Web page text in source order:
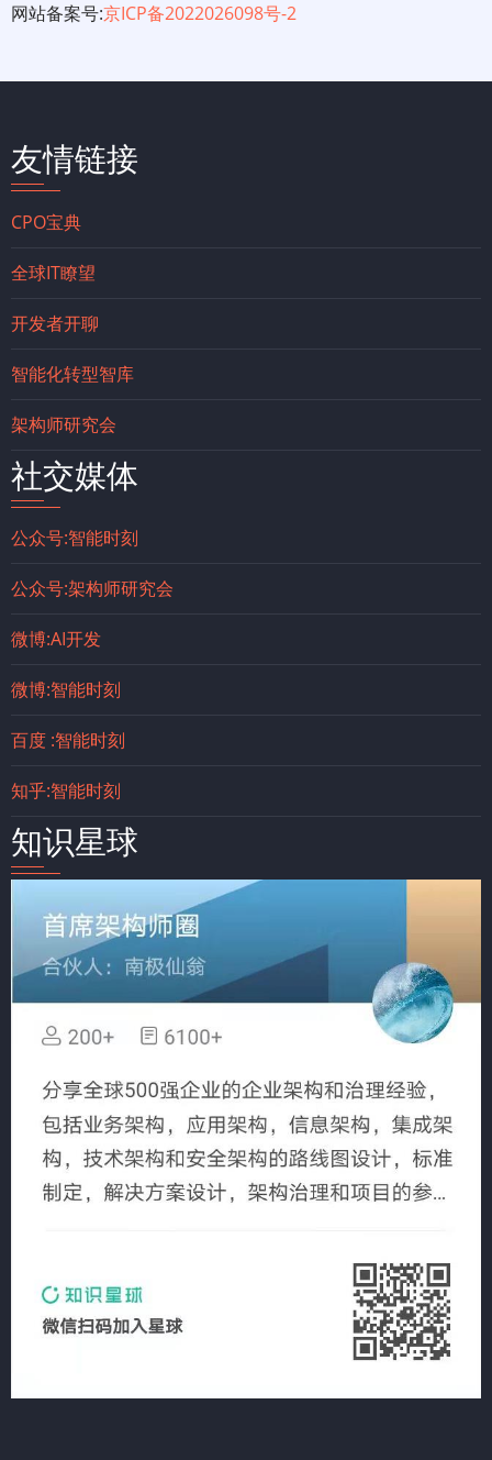
网站备案号:京ICP备2022026098号-2
友情链接
CPO宝典
全球IT瞭望
开发者开聊
智能化转型智库
架构师研究会
社交媒体
公众号:智能时刻
公众号:架构师研究会
微博:AI开发
微博:智能时刻
百度 :智能时刻
知乎:智能时刻
知识星球